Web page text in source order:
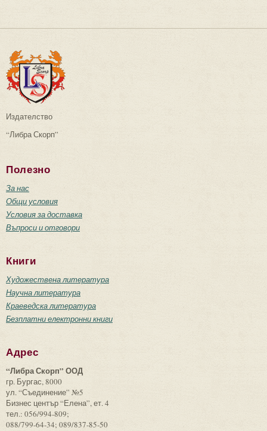
Издателство
“Либра Скорп”
Полезно
За нас
Общи условия
Условия за доставка
Въпроси и отговори
Книги
Художествена литература
Научна литература
Краеведска литература
Безплатни електронни книги
Адрес
“Либра Скорп” ООД
гр. Бургас, 8000
ул. “Съединение” №5
Бизнес център “Елена”, ет. 4
тел.: 056/994-809;
088/799-64-34; 089/837-85-50